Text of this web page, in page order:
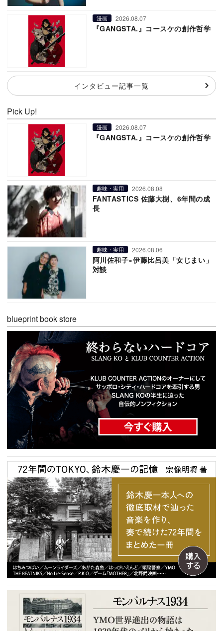
漫画 2026.08.07
『GANGSTA.』コースケの創作哲学
インタビュー記事一覧
Pick Up!
漫画 2026.08.07
『GANGSTA.』コースケの創作哲学
趣味・実用 2026.08.08
FANTASTICS 佐藤大樹、6年間の成
長
趣味・実用 2026.08.06
阿川佐和子×伊藤比呂美「女じまい」
対談
blueprint book store